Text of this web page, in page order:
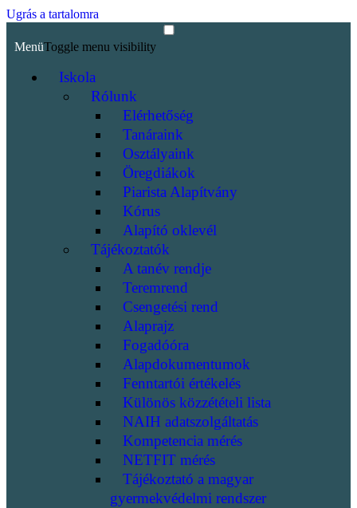
Ugrás a tartalomra
MenüToggle menu visibility
Iskola
Rólunk
Elérhetőség
Tanáraink
Osztályaink
Öregdiákok
Piarista Alapítvány
Kórus
Alapító oklevél
Tájékoztatók
A tanév rendje
Teremrend
Csengetési rend
Alaprajz
Fogadóóra
Alapdokumentumok
Fenntartói értékelés
Különös közzétételi lista
NAIH adatszolgáltatás
Kompetencia mérés
NETFIT mérés
Tájékoztató a magyar
gyermekvédelmi rendszer